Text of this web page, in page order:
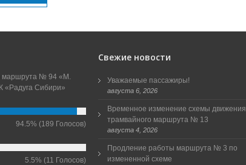
маршрута № 94 «М.
Сибири»
94.5% (189 Голосов)
5.5% (11 Голосов)
Свежие новости
Уважаемые пассажиры!
августа 6, 2026
Временное изменение схемы движения
трамвайного маршрута № 13
августа 4, 2026
Продление работы маршрута № 3 по
измененной схеме